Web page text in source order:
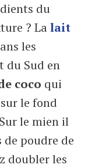
du
? Lalait
les
du Sud en
coco qui
le fond
le mien il
de poudre de
doubler les